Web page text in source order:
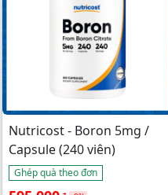
Nutricost - Boron 5mg /
Capsule (240 viên)
Ghép quà theo đơn